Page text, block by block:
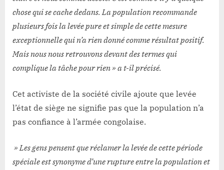
chose qui se cache dedans. La population recommande
plusieurs fois la levée pure et simple de cette mesure
exceptionnelle qui n’a rien donné comme résultat positif.
Mais nous nous retrouvons devant des termes qui
complique la tâche pour rien » a t-il précisé.
Cet activiste de la société civile ajoute que levée
l’état de siège ne signifie pas que la population n’a
pas confiance à l’armée congolaise.
» Les gens pensent que réclamer la levée de cette période
spéciale est synonyme d’une rupture entre la population et